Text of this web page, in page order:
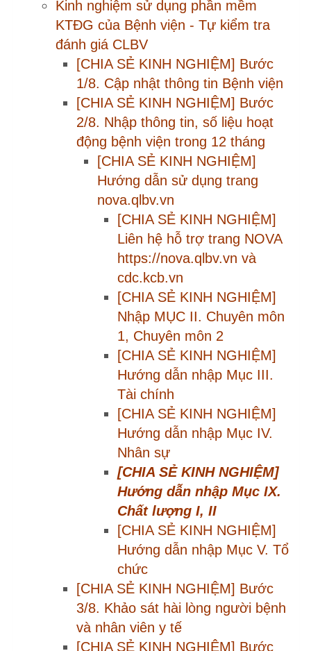
[CHIA SẺ KINH NGHIỆM]
Nhập MỤC II. Chuyên môn
1, Chuyên môn 2
[CHIA SẺ KINH NGHIỆM]
Hướng dẫn nhập Mục III.
Tài chính
[CHIA SẺ KINH NGHIỆM]
Hướng dẫn nhập Mục IV.
Nhân sự
[CHIA SẺ KINH NGHIỆM]
Hướng dẫn nhập Mục IX.
Chất lượng I, II
[CHIA SẺ KINH NGHIỆM]
Hướng dẫn nhập Mục V. Tổ
chức
[CHIA SẺ KINH NGHIỆM] Bước
3/8. Khảo sát hài lòng người bệnh
và nhân viên y tế
[CHIA SẺ KINH NGHIỆM] Bước
4/8. Nhập điểm Bộ tiêu chuẩn chất
lượng cơ bản đối với bệnh viện
[CHIA SẺ KINH NGHIỆM] Bước
5/8. Nhập điểm Bộ tiêu chí chất
lượng 2.0
[CHIA SẺ KINH NGHIỆM] Bước
6/8. Tổng hợp kết quả đánh giá
[CHIA SẺ KINH NGHIỆM] Bước
7/8. Gửi bằng chứng kiểm tra
[CHIA SẺ KINH NGHIỆM] Bước
8/8. Xem và in Báo cáo tổng hợp
[CHIA SẺ KINH NGHIỆM] Dành cho
Sở Y tế - Kiểm tra đánh giá CLBV
Chào thành viên mới